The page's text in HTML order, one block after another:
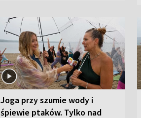
Joga przy szumie wody i
śpiewie ptaków. Tylko nad